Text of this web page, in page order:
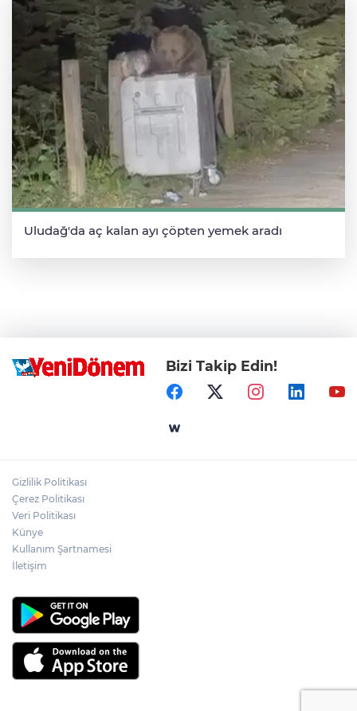
Uludağ'da aç kalan ayı çöpten yemek aradı
Bizi Takip Edin!
Gizlilik Politikası
Çerez Politikası
Veri Politikası
Künye
Kullanım Şartnamesi
İletişim